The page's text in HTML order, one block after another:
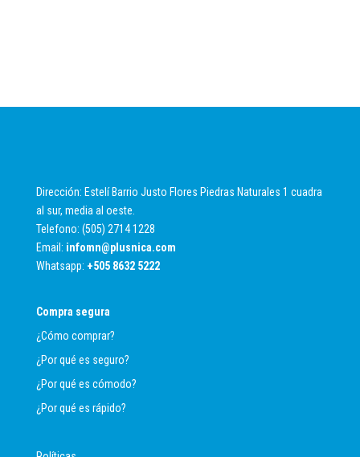
Dirección: Estelí Barrio Justo Flores Piedras Naturales 1 cuadra
al sur, media al oeste.
Telefono: (505) 2714 1228
Email: infomn@plusnica.com
Whatsapp: +505 8632 5222
Compra segura
¿Cómo comprar?
¿Por qué es seguro?
¿Por qué es cómodo?
¿Por qué es rápido?